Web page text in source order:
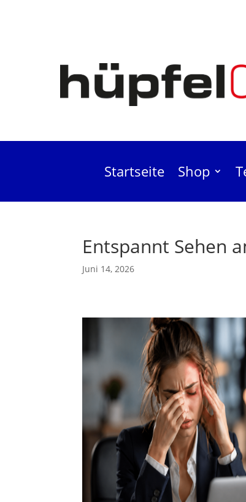
Startseite Shop
Entspannt Sehen
Juni 14, 2026